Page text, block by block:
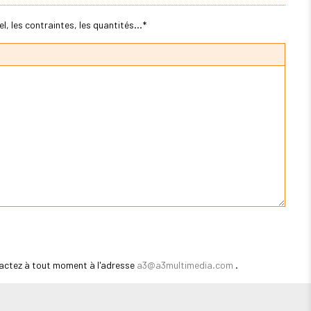
les contraintes, les quantités...*
à tout moment à l'adresse a3@a3multimedia.com .